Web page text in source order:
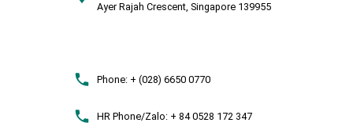
Ayer Rajah Crescent, Singapore 139955
Phone:+ (028) 6650 0770
HR Phone/Zalo:+ 84 0528 172 347